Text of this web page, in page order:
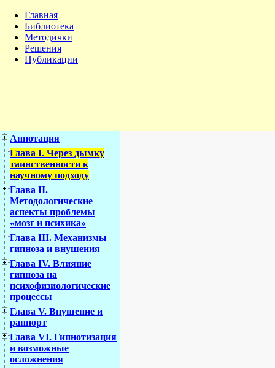
Главная
Библиотека
Методички
Решения
Публикации
Аннотация
Глава I. Через дымку
таинственности к
научному подходу
Глава II.
Методологические
аспекты проблемы
«мозг и психика»
Глава III. Механизмы
гипноза и внушения
Глава IV. Влияние
гипноза на
психофизиологические
процессы
Глава V. Внушение и
раппорт
Глава VI. Гипнотизация
и возможные
осложнения